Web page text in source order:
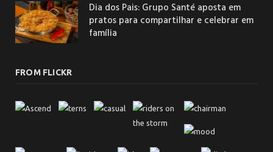
Dia dos Pais: Grupo Santé aposta em
pratos para compartilhar e celebrar em
família
FROM FLICKR